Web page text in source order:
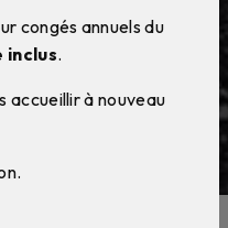
congés annuels du
inclus.
accueillir à nouveau